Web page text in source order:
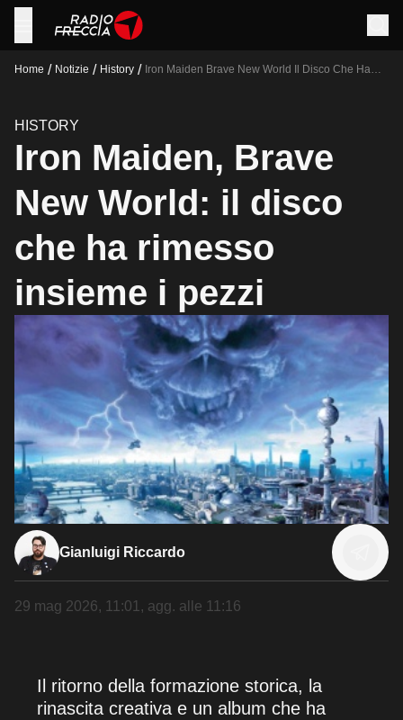
Home / Notizie / History / Iron Maiden Brave New World Il Disco Che Ha
HISTORY
Iron Maiden, Brave
New World: il disco
che ha rimesso
insieme i pezzi
Gianluigi Riccardo
29 mag 2026, 11:01 , agg. alle 11:16
Il ritorno della formazione storica, la
rinascita creativa e un album che ha